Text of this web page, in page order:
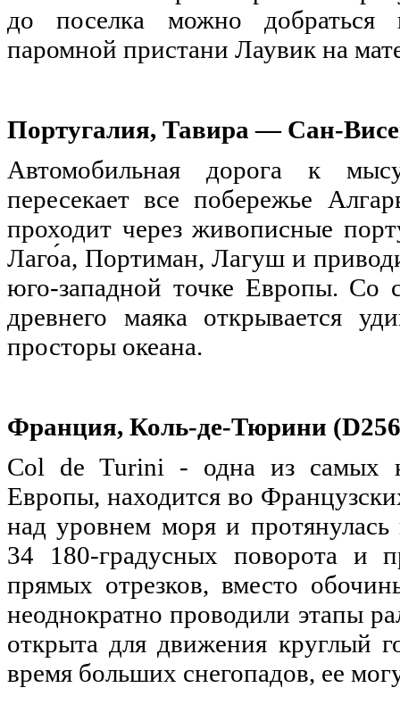
до поселка можно добраться
паромной пристани Лаувик на
Португалия, Тавира— Сан-
Автомобильная дорога к
пересекает все побережье
проходит через живописные
Лаго́а, Портиман, Лагуш и
юго-западной точке Европы. Со
древнего маяка открывается
просторы океана.
Франция, Коль-де-Тюрини
Col de Turini - одна из самых
Европы, находится во
над уровнем моря и
34 180-градусных поворота и
прямых отрезков, вместо
неоднократно проводили этапы
открыта для движения круглый
время больших снегопадов, ее